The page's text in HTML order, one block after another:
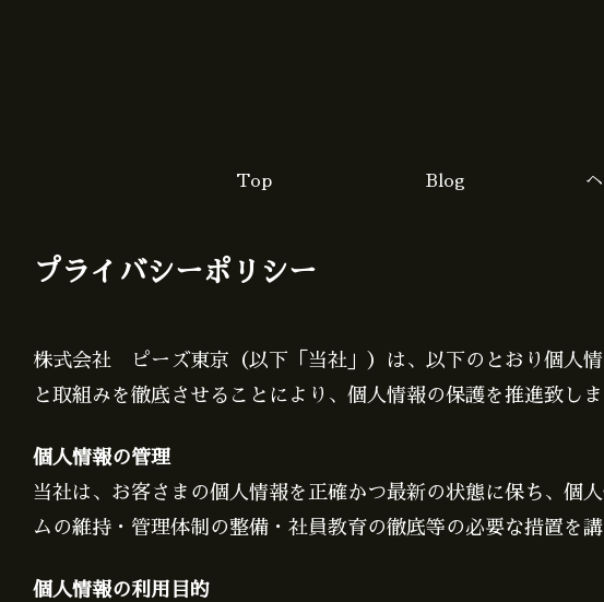
Top Blog
プライバシーポリシー
株式会社 ピーズ東京（以下「当社」）は、以下のとおり個人
と取組みを徹底させることにより、個人情報の保護を推進致しま
個人情報の管理
当社は、お客さまの個人情報を正確かつ最新の状態に保ち、個
ムの維持・管理体制の整備・社員教育の徹底等の必要な措置を
個人情報の利用目的